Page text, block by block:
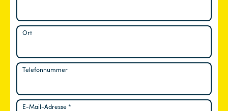
Ort
Telefonnummer
E-Mail-Adresse*